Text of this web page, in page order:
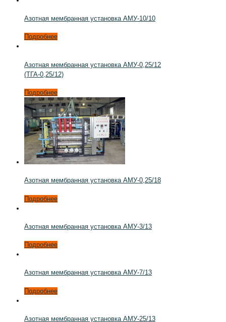
Азотная мембранная установка АМУ-10/10
Подробнее
Азотная мембранная установка АМУ-0,25/12
(ТГА-0,25/12)
Подробнее
Азотная мембранная установка АМУ-0,25/18
Подробнее
Азотная мембранная установка АМУ-3/13
Подробнее
Азотная мембранная установка АМУ-7/13
Подробнее
Азотная мембранная установка АМУ-25/13